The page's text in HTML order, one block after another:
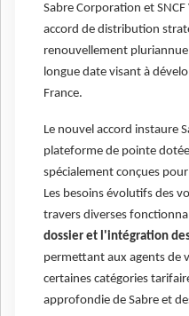
Sabre Corporation et
accord de distribution
renouvellement
longue date visant à
France.
Le nouvel accord instaure
plateforme de pointe
spécialement conçues
Les besoins évolutifs des
travers diverses
dossier et l'intégration
permettant aux agents de
certaines catégories
approfondie de Sabre et